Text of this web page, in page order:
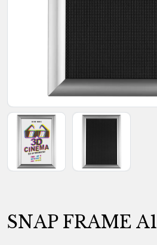
SNAP FRAME A1